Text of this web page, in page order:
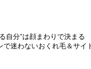
自分”は顔まわりで決ま
で迷わないおくれ毛＆サイ